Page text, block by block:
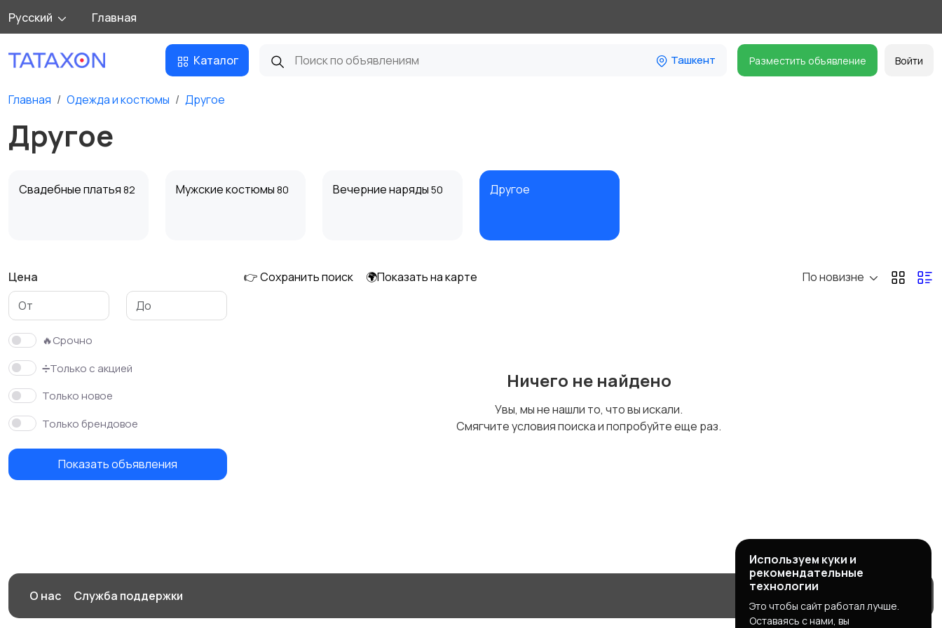
Русский Главная
Каталог Ташкент Разместить объявление Войти
Главная Одежда и костюмы Другое
Другое
Свадебные платья 82 Мужские костюмы 80 Вечерние наряды 50 Другое
Цена
🔥Срочно
➗Только с акцией
Только новое
Только брендовое
Показать объявления
👉 Сохранить поиск 🌍Показать на карте По новизне
Ничего не найдено
Увы, мы не нашли то, что вы искали.
Смягчите условия поиска и попробуйте еще раз.
О нас Служба поддержки
Используем куки и
рекомендательные
технологии
Это чтобы сайт работал лучше.
Оставаясь с нами, вы